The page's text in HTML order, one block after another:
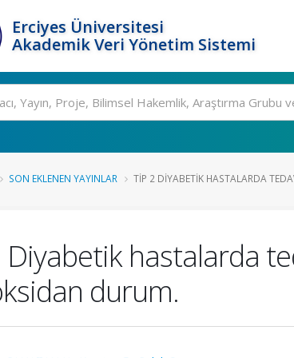
Erciyes Üniversitesi
Akademik Veri Yönetim Sistemi
SON EKLENEN YAYINLAR TIP 2 DIYABETIK HASTALARDA
hastalarda
durum.